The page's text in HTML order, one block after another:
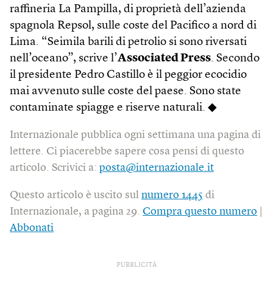
raffineria La Pampilla, di proprietà dell’azienda
spagnola Repsol, sulle coste del Pacifico a nord di
Lima. “Seimila barili di petrolio si sono riversati
nell’oceano”, scrive l’Associated Press. Secondo
il presidente Pedro Castillo è il peggior ecocidio
mai avvenuto sulle coste del paese. Sono state
contaminate spiagge e riserve naturali. ◆
Internazionale pubblica ogni settimana una pagina di
lettere. Ci piacerebbe sapere cosa pensi di questo
articolo. Scrivici a: posta@internazionale.it
Questo articolo è uscito sul numero 1445 di
Internazionale, a pagina 29. Compra questo numero
Abbonati
PUBBLICITÀ